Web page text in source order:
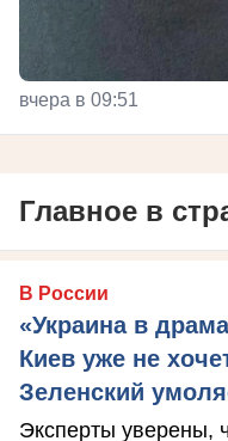
вчера в 09:51
Главное в
В России
«Украина в
Киев уже не
Зеленский
Эксперты уверены,